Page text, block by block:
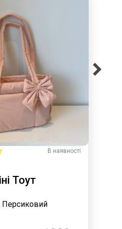
Тоут
Персиковий
В наявності